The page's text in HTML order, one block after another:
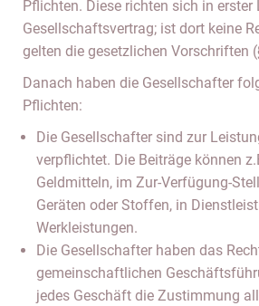
Pflichten. Diese richten sich in erster
Gesellschaftsvertrag; ist dort keine
gelten die gesetzlichen Vorschriften
Danach haben die Gesellschafter
Pflichten:
Die Gesellschafter sind zur
verpflichtet. Die Beiträge können
Geldmitteln, im Zur-Verfügung-
Geräten oder Stoffen, in
Werkleistungen.
Die Gesellschafter haben das
gemeinschaftlichen
jedes Geschäft die Zustimmung